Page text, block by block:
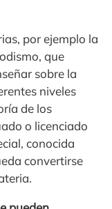
por ejemplo la
que
sobre la
niveles
de los
o licenciado
conocida
convertirse